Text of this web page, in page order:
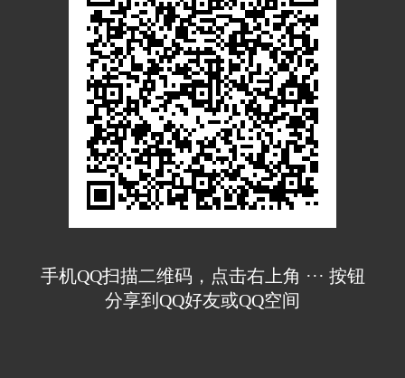
手机QQ扫描二维码，点击右上角 ··· 按钮
分享到QQ好友或QQ空间